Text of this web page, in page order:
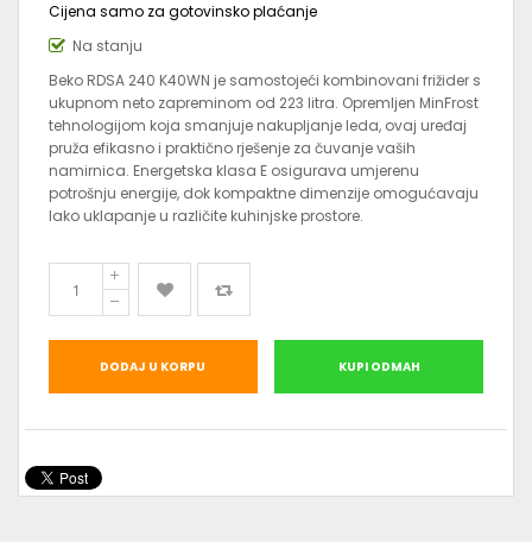
Cijena samo za gotovinsko plaćanje
Na stanju
Beko RDSA 240 K40WN je samostojeći kombinovani frižider s
ukupnom neto zapreminom od 223 litra. Opremljen MinFrost
tehnologijom koja smanjuje nakupljanje leda, ovaj uređaj
pruža efikasno i praktično rješenje za čuvanje vaših
namirnica. Energetska klasa E osigurava umjerenu
potrošnju energije, dok kompaktne dimenzije omogućavaju
lako uklapanje u različite kuhinjske prostore.
DODAJ U KORPU KUPI ODMAH